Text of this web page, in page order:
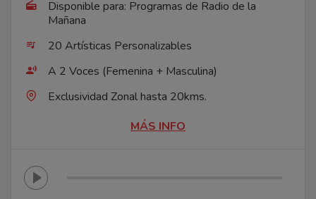
Disponible para: Programas de Radio de la
Mañana
20 Artísticas Personalizables
A 2 Voces (Femenina + Masculina)
Exclusividad Zonal hasta 20kms.
MÁS INFO